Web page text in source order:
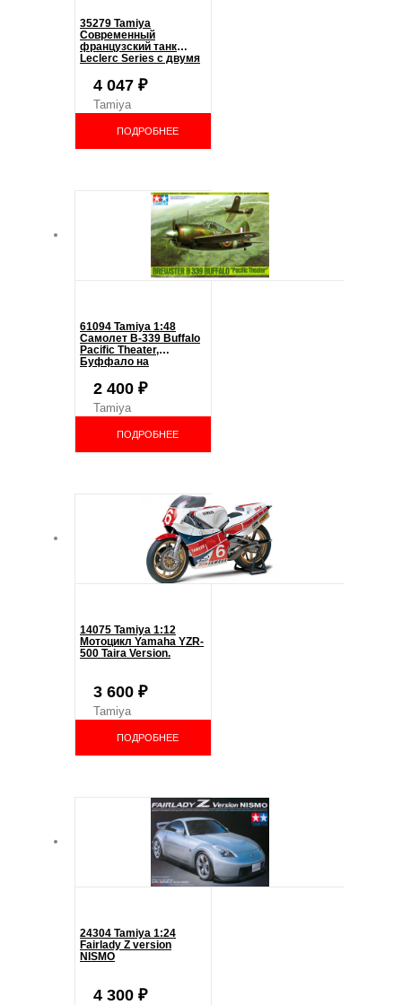
35279 Tamiya
Современный
французский танк
Leclerc Series с двумя
катками, 1 фигура
командира
4 047 ₽
Tamiya
ПОДРОБНЕЕ
61094 Tamiya 1:48
Самолет B-339 Buffalo
Pacific Theater,
Буффало на
2 400 ₽
Tamiya
ПОДРОБНЕЕ
14075 Tamiya 1:12
Мотоцикл Yamaha YZR-
500 Taira Version.
3 600 ₽
Tamiya
ПОДРОБНЕЕ
24304 Tamiya 1:24
Fairlady Z version
NISMO
4 300 ₽